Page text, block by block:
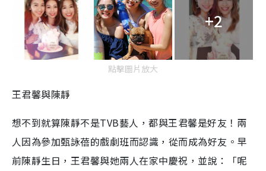
+2
點擊圖片放大
王君馨與陳靜
想不到就算陳靜不是TVB藝人，都與王君馨是好友！兩
人因為參加甄詠蓓的戲劇班而認識，從而成為好友。早
前陳靜生日，王君馨與她兩人在家中慶祝，並說：「呢